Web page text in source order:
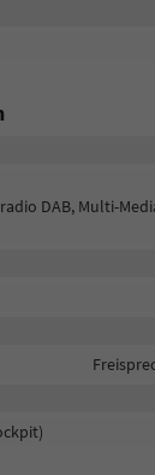
DAB, Multi-